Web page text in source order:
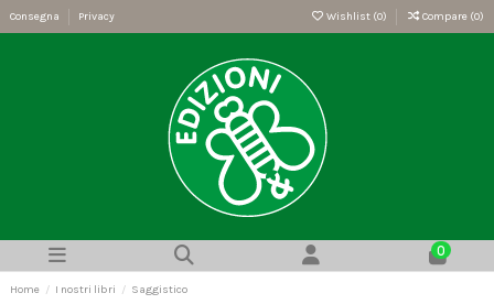
Consegna Privacy Wishlist (0) Compare (0)
0
Home I nostri libri Saggistico